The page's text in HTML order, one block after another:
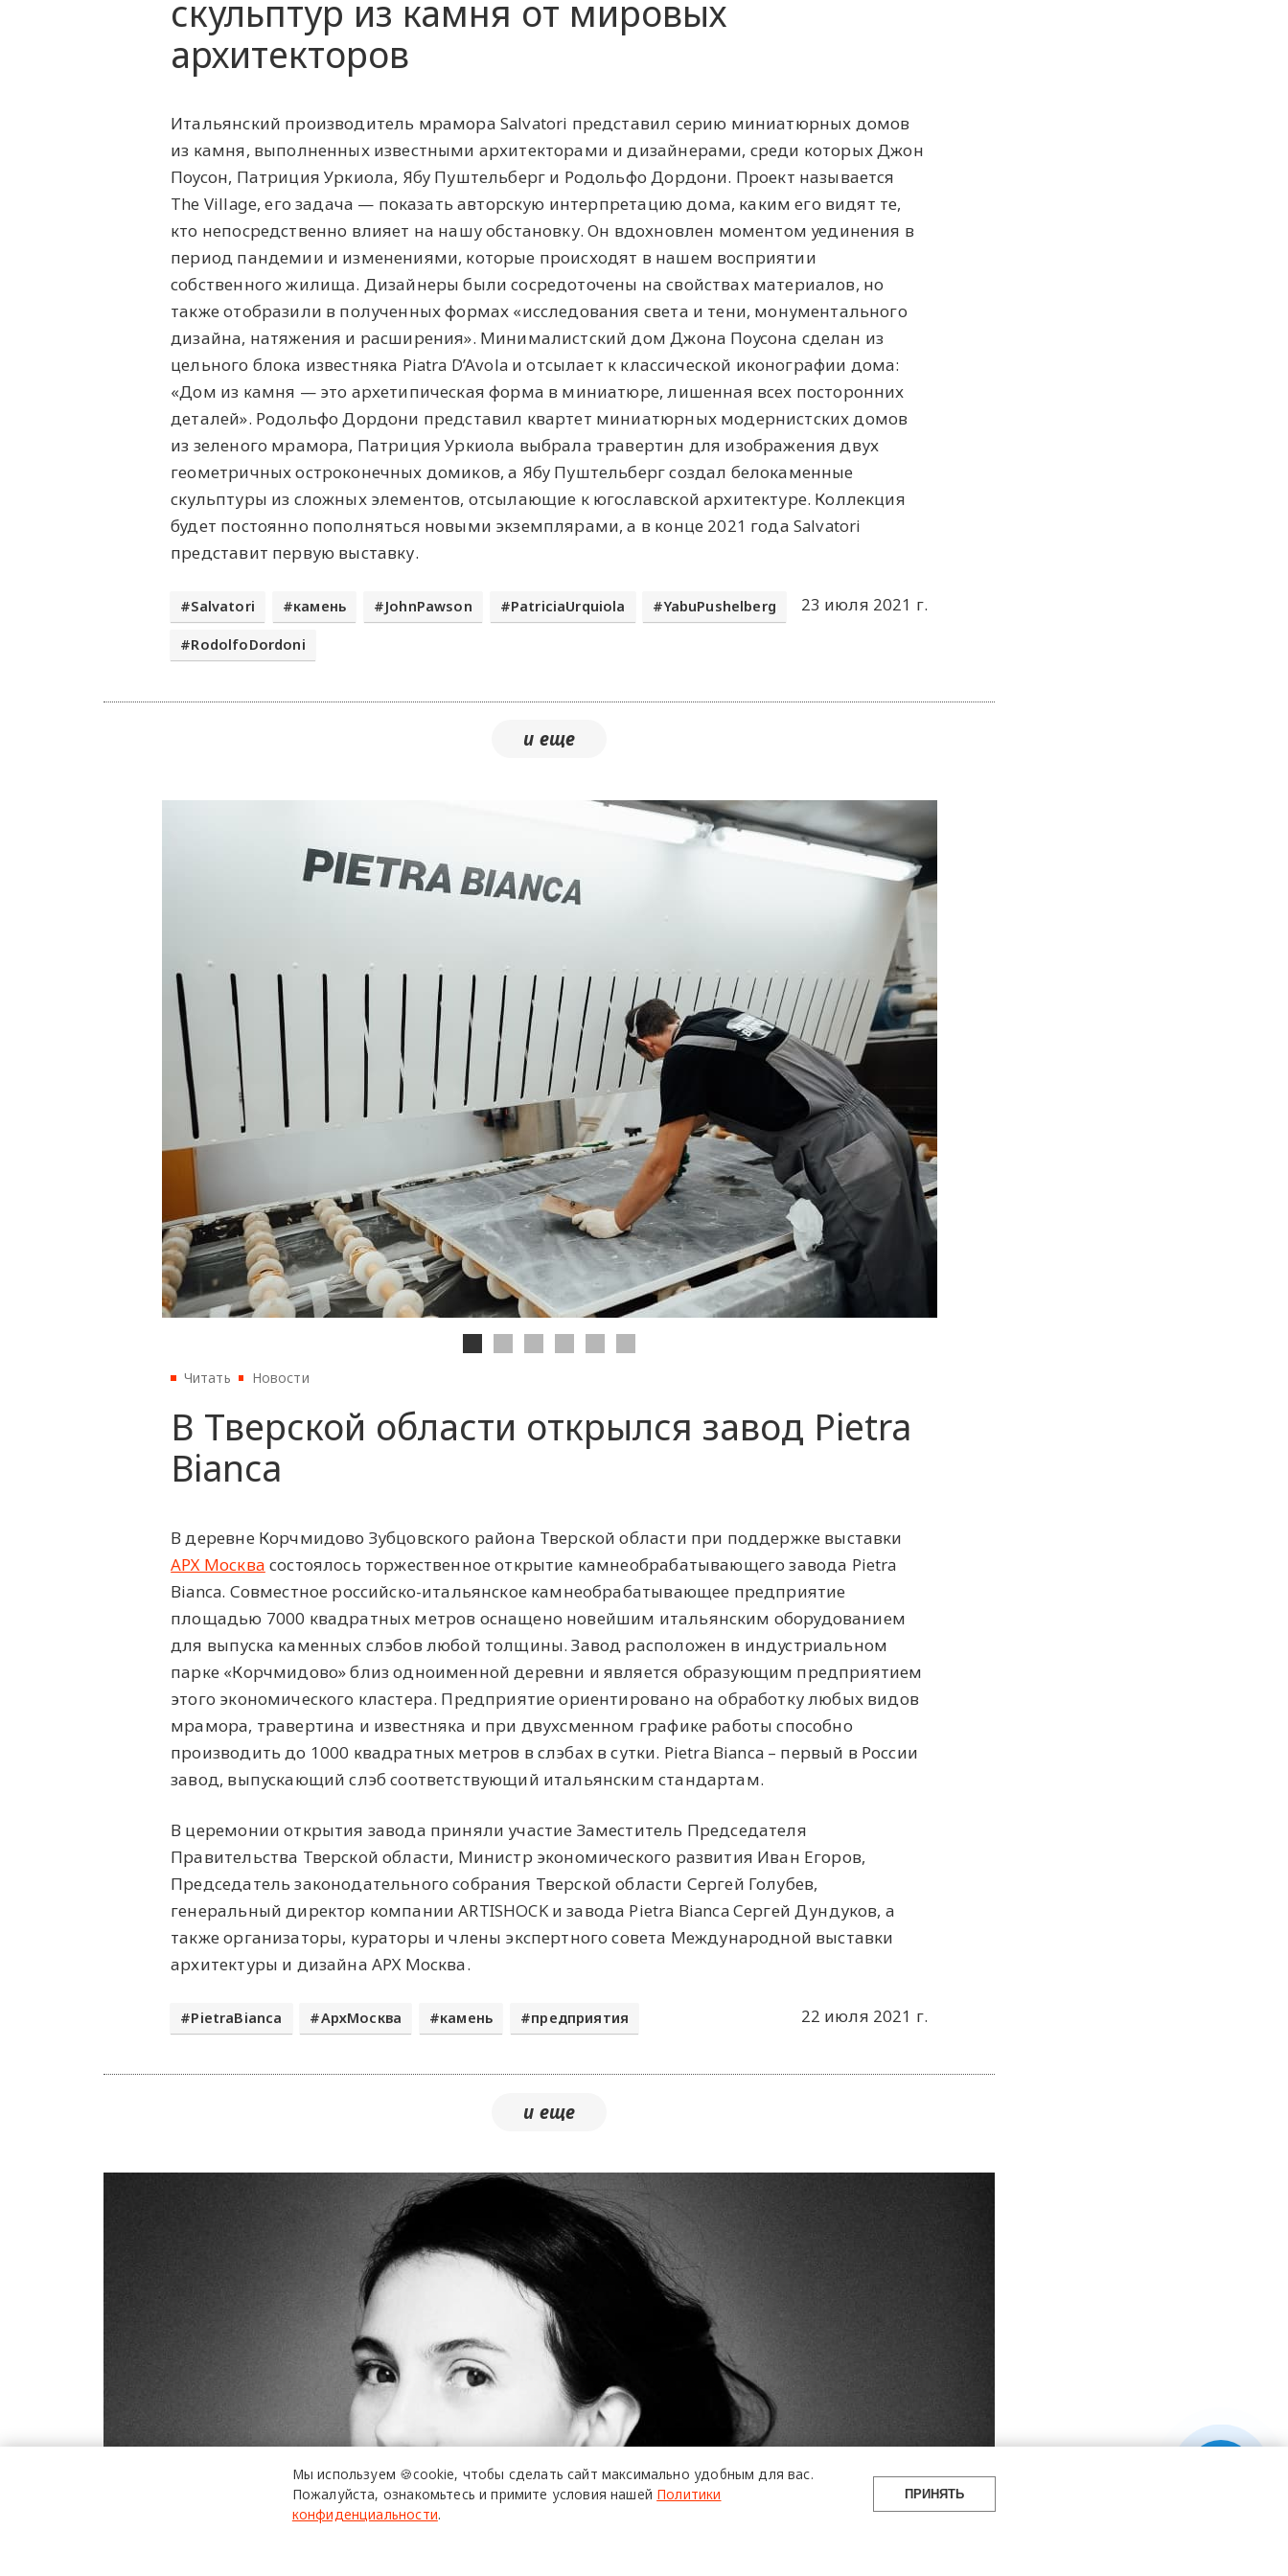
скульптур из камня от мировых
архитекторов
Итальянский производитель мрамора Salvatori представил серию миниатюрных домов
из камня, выполненных известными архитекторами и дизайнерами, среди которых Джон
Поусон, Патриция Уркиола, Ябу Пуштельберг и Родольфо Дордони. Проект называется
The Village, его задача — показать авторскую интерпретацию дома, каким его видят те,
кто непосредственно влияет на нашу обстановку. Он вдохновлен моментом уединения в
период пандемии и изменениями, которые происходят в нашем восприятии
собственного жилища. Дизайнеры были сосредоточены на свойствах материалов, но
также отобразили в полученных формах «исследования света и тени, монументального
дизайна, натяжения и расширения». Минималистский дом Джона Поусона сделан из
цельного блока известняка Piatra D’Avola и отсылает к классической иконографии дома:
«Дом из камня — это архетипическая форма в миниатюре, лишенная всех посторонних
деталей». Родольфо Дордони представил квартет миниатюрных модернистских домов
из зеленого мрамора, Патриция Уркиола выбрала травертин для изображения двух
геометричных остроконечных домиков, а Ябу Пуштельберг создал белокаменные
скульптуры из сложных элементов, отсылающие к югославской архитектуре. Коллекция
будет постоянно пополняться новыми экземплярами, а в конце 2021 года Salvatori
представит первую выставку.
23 июля 2021 г.
Salvatori камень JohnPawson PatriciaUrquiola YabuPushelberg
RodolfoDordoni
Читать Новости
В Тверской области открылся завод Pietra
Bianca
В деревне Корчмидово Зубцовского района Тверской области при поддержке выставки
АРХ Москва состоялось торжественное открытие камнеобрабатывающего завода Pietra
Bianca. Совместное российско-итальянское камнеобрабатывающее предприятие
площадью 7000 квадратных метров оснащено новейшим итальянским оборудованием
для выпуска каменных слэбов любой толщины. Завод расположен в индустриальном
парке «Корчмидово» близ одноименной деревни и является образующим предприятием
этого экономического кластера. Предприятие ориентировано на обработку любых видов
мрамора, травертина и известняка и при двухсменном графике работы способно
производить до 1000 квадратных метров в слэбах в сутки. Pietra Bianca – первый в России
завод, выпускающий слэб соответствующий итальянским стандартам.
В церемонии открытия завода приняли участие Заместитель Председателя
Правительства Тверской области, Министр экономического развития Иван Егоров,
Председатель законодательного собрания Тверской области Сергей Голубев,
генеральный директор компании ARTISHOCK и завода Pietra Bianca Сергей Дундуков, а
также организаторы, кураторы и члены экспертного совета Международной выставки
архитектуры и дизайна АРХ Москва.
22 июля 2021 г.
PietraBianca АрхМосква камень предприятия
Мы используем 🍪cookie, чтобы сделать сайт максимально удобным для вас.
Пожалуйста, ознакомьтесь и примите условия нашей Политики
конфиденциальности.
ПРИНЯТЬ